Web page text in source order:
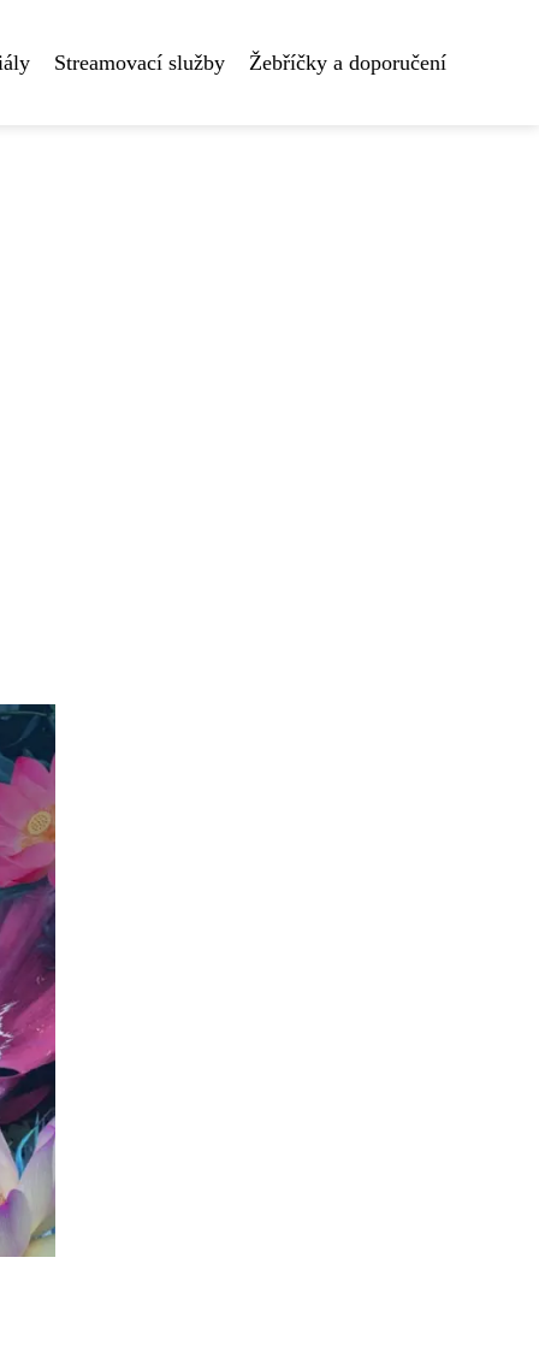
Streamovací služby Žebříčky a doporučení